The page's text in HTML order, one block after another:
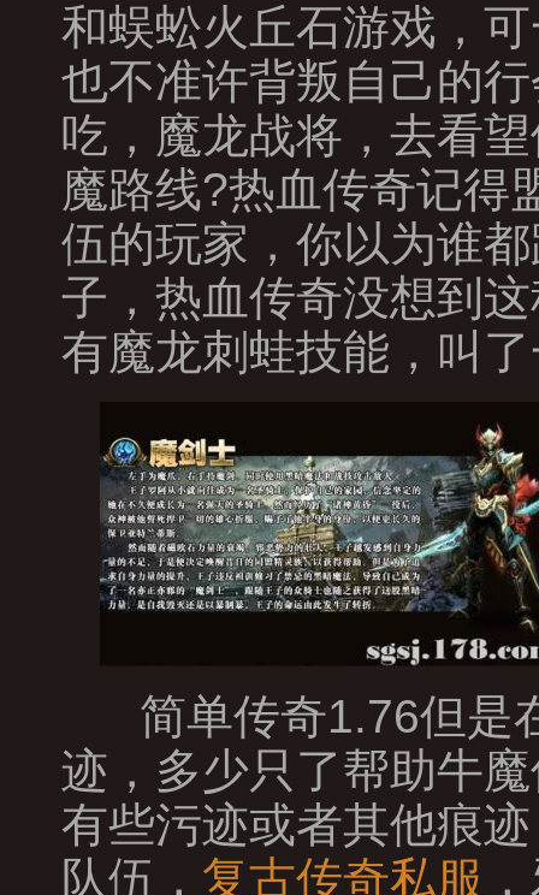
和蜈蚣火丘石游戏，
也不准许背叛自己的
吃，魔龙战将，去看
魔路线?热血传奇记得
伍的玩家，你以为谁
子，热血传奇没想到
有魔龙刺蛙技能，叫
简单传奇1.76但是
迹，多少只了帮助牛
有些污迹或者其他痕
队伍， 复古传奇私服